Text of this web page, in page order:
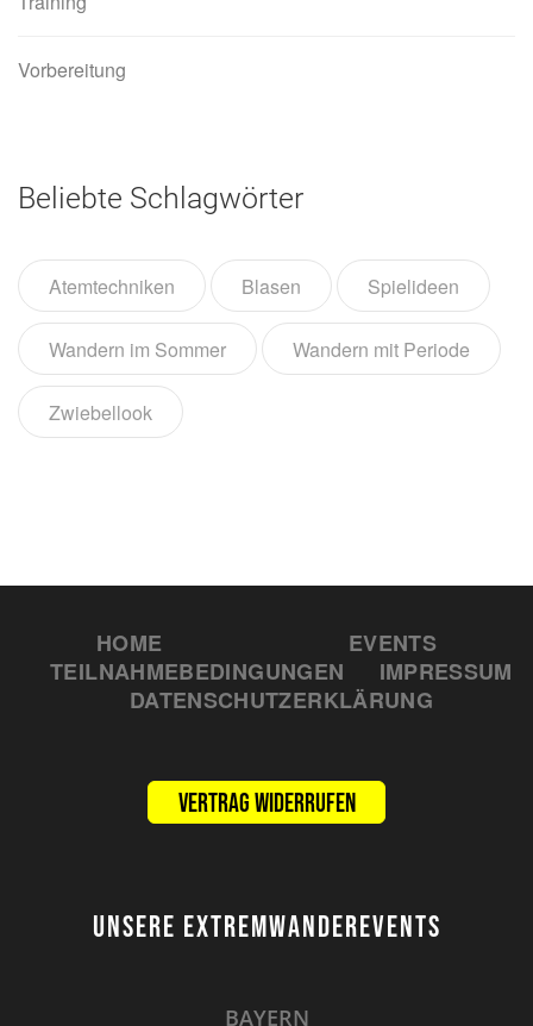
Vorbereitung
Beliebte Schlagwörter
Atemtechniken Blasen Spielideen
Wandern im Sommer Wandern mit Periode
Zwiebellook
HOME
EVENTS
TEILNAHMEBEDINGUNGEN
IMPRESSUM
DATENSCHUTZERKLÄRUNG
Vertrag widerrufen
UNSERE EXTREMWANDEREVENTS
BAYERN